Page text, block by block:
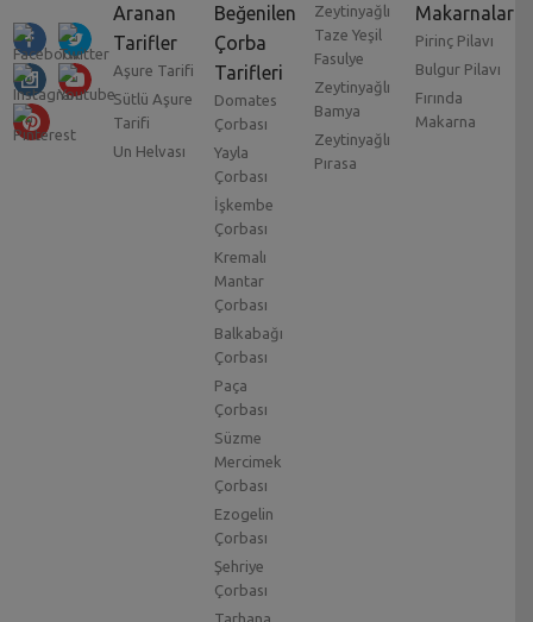
Aranan
Tarifler
Aşure Tarifi
Sütlü Aşure
Tarifi
Un Helvası
Beğenilen
Çorba
Tarifleri
Domates
Çorbası
Yayla
Çorbası
İşkembe
Çorbası
Kremalı
Mantar
Çorbası
Balkabağı
Çorbası
Paça
Çorbası
Süzme
Mercimek
Çorbası
Ezogelin
Çorbası
Şehriye
Çorbası
Tarhana
Zeytinyağlı
Taze Yeşil
Fasulye
Zeytinyağlı
Bamya
Zeytinyağlı
Pırasa
Makarnalar
Pirinç Pilavı
Bulgur Pilavı
Fırında
Makarna